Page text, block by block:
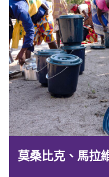
莫桑比克、馬拉